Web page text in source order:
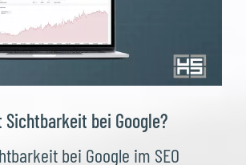
Sichtbarkeit bei Google?
bei Google im SEO